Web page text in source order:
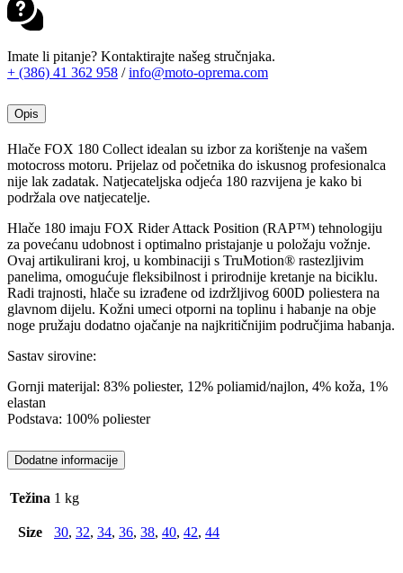
Imate li pitanje? Kontaktirajte našeg stručnjaka.
+ (386) 41 362 958 /info@moto-oprema.com
Opis
Hlače FOX 180 Collect idealan su izbor za korištenje na vašem
motocross motoru. Prijelaz od početnika do iskusnog profesionalca
nije lak zadatak. Natjecateljska odjeća 180 razvijena je kako bi
podržala ove natjecatelje.
Hlače 180 imaju FOX Rider Attack Position (RAP™) tehnologiju
za povećanu udobnost i optimalno pristajanje u položaju vožnje.
Ovaj artikulirani kroj, u kombinaciji s TruMotion® rastezljivim
panelima, omogućuje fleksibilnost i prirodnije kretanje na biciklu.
Radi trajnosti, hlače su izrađene od izdržljivog 600D poliestera na
glavnom dijelu. Kožni umeci otporni na toplinu i habanje na obje
noge pružaju dodatno ojačanje na najkritičnijim područjima habanja.
Sastav sirovine:
Gornji materijal: 83% poliester, 12% poliamid/najlon, 4% koža, 1%
elastan
Podstava: 100% poliester
Dodatne informacije
Težina 1 kg
Size 30, 32, 34, 36, 38, 40, 42, 44